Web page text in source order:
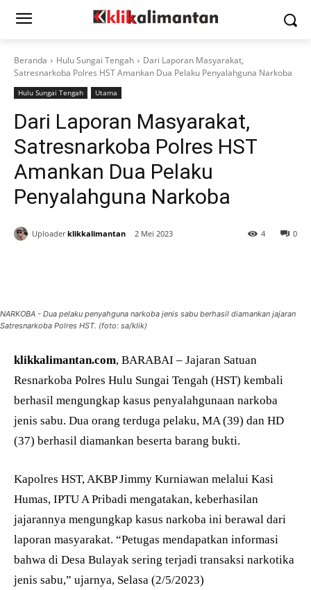
Beranda Hulu Sungai Tengah
Dari Laporan Masyarakat,
Satresnarkoba Polres HST Amankan Dua Pelaku Penyalahguna Narkoba
Hulu Sungai Tengah Utama
Dari Laporan Masyarakat,
Satresnarkoba Polres HST
Amankan Dua Pelaku
Penyalahguna Narkoba
Uploader klikkalimantan 2 Mei 2023 0
4
NARKOBA - Dua pelaku penyahguna narkoba jenis sabu berhasil diamankan jajaran
Satresnarkoba Polres HST. (foto: sa/klik)
klikkalimantan.com, BARABAI – Jajaran Satuan
Resnarkoba Polres Hulu Sungai Tengah (HST) kembali
berhasil mengungkap kasus penyalahgunaan narkoba
jenis sabu. Dua orang terduga pelaku, MA (39) dan HD
(37) berhasil diamankan beserta barang bukti.
Kapolres HST, AKBP Jimmy Kurniawan melalui Kasi
Humas, IPTU A Pribadi mengatakan, keberhasilan
jajarannya mengungkap kasus narkoba ini berawal dari
laporan masyarakat. “Petugas mendapatkan informasi
bahwa di Desa Bulayak sering terjadi transaksi narkotika
jenis sabu,” ujarnya, Selasa (2/5/2023)